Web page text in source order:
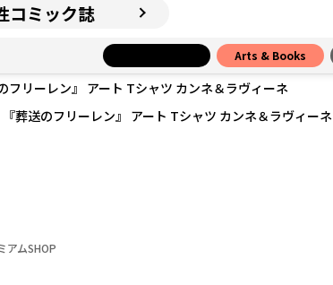
コミック誌
Arts & Books
フリーレン』 アート Tシャツ カンネ＆ラヴィーネ
『葬送のフリーレン』 アート Tシャツ カンネ＆ラヴィーネ
アムSHOP